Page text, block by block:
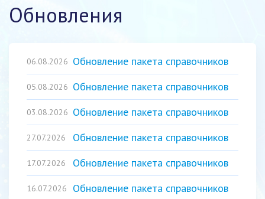
Обновления
06.08.2026 Обновление пакета справочников
05.08.2026 Обновление пакета справочников
03.08.2026 Обновление пакета справочников
27.07.2026 Обновление пакета справочников
17.07.2026 Обновление пакета справочников
16.07.2026 Обновление пакета справочников